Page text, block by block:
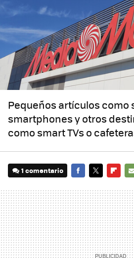
Pequeños artículos como
smartphones y otros
como smart TVs o
1 comentario